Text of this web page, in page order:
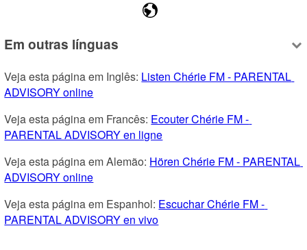
Em outras línguas
Veja esta página em Inglês: Listen Chérie FM - PARENTAL
ADVISORY online
Veja esta página em Francês: Ecouter Chérie FM -
PARENTAL ADVISORY en ligne
Veja esta página em Alemão: Hören Chérie FM - PARENTAL
ADVISORY online
Veja esta página em Espanhol: Escuchar Chérie FM -
PARENTAL ADVISORY en vivo